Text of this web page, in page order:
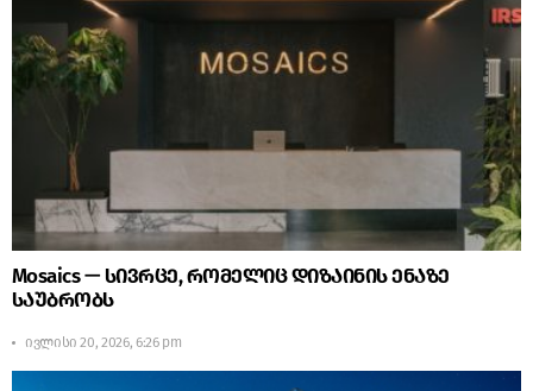
Mosaics — სივრცე, რომელიც დიზაინის ენაზე
საუბრობს
ივლისი 20, 2026, 6:26 pm